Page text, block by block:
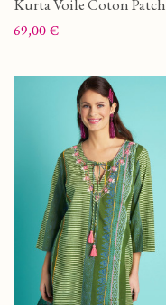
Kurta Voile Coton Patch
Prix
69,00 €